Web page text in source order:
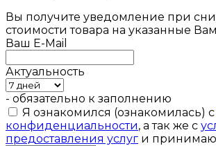
Вы получите уведомление при
стоимости товара на указанные
Ваш E-Mail
Актуальность
- обязательно к заполнению
Я ознакомился (ознакомилась) с
конфиденциальности, а так же с
предоставления услуг и